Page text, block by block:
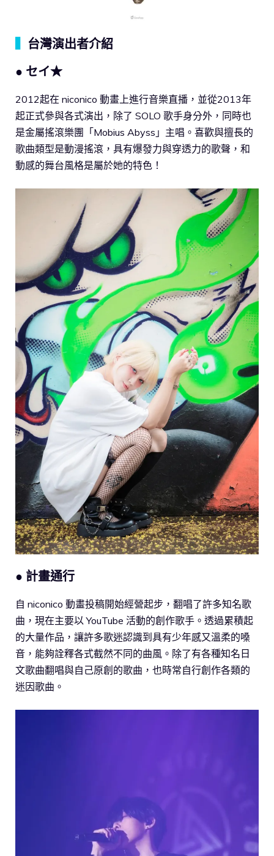
台灣演出者介紹
● セイ★
2012起在 niconico 動畫上進行音樂直播，並從2013年
起正式參與各式演出，除了 SOLO 歌手身分外，同時也
是金屬搖滾樂團「Mobius Abyss」主唱。喜歡與擅長的
歌曲類型是動漫搖滾，具有爆發力與穿透力的歌聲，和
動感的舞台風格是屬於她的特色！
● 計畫通行
自 niconico 動畫投稿開始經營起步，翻唱了許多知名歌
曲，現在主要以 YouTube 活動的創作歌手。透過累積起
的大量作品，讓許多歌迷認識到具有少年感又溫柔的嗓
音，能夠詮釋各式截然不同的曲風。除了有各種知名日
文歌曲翻唱與自己原創的歌曲，也時常自行創作各類的
迷因歌曲。